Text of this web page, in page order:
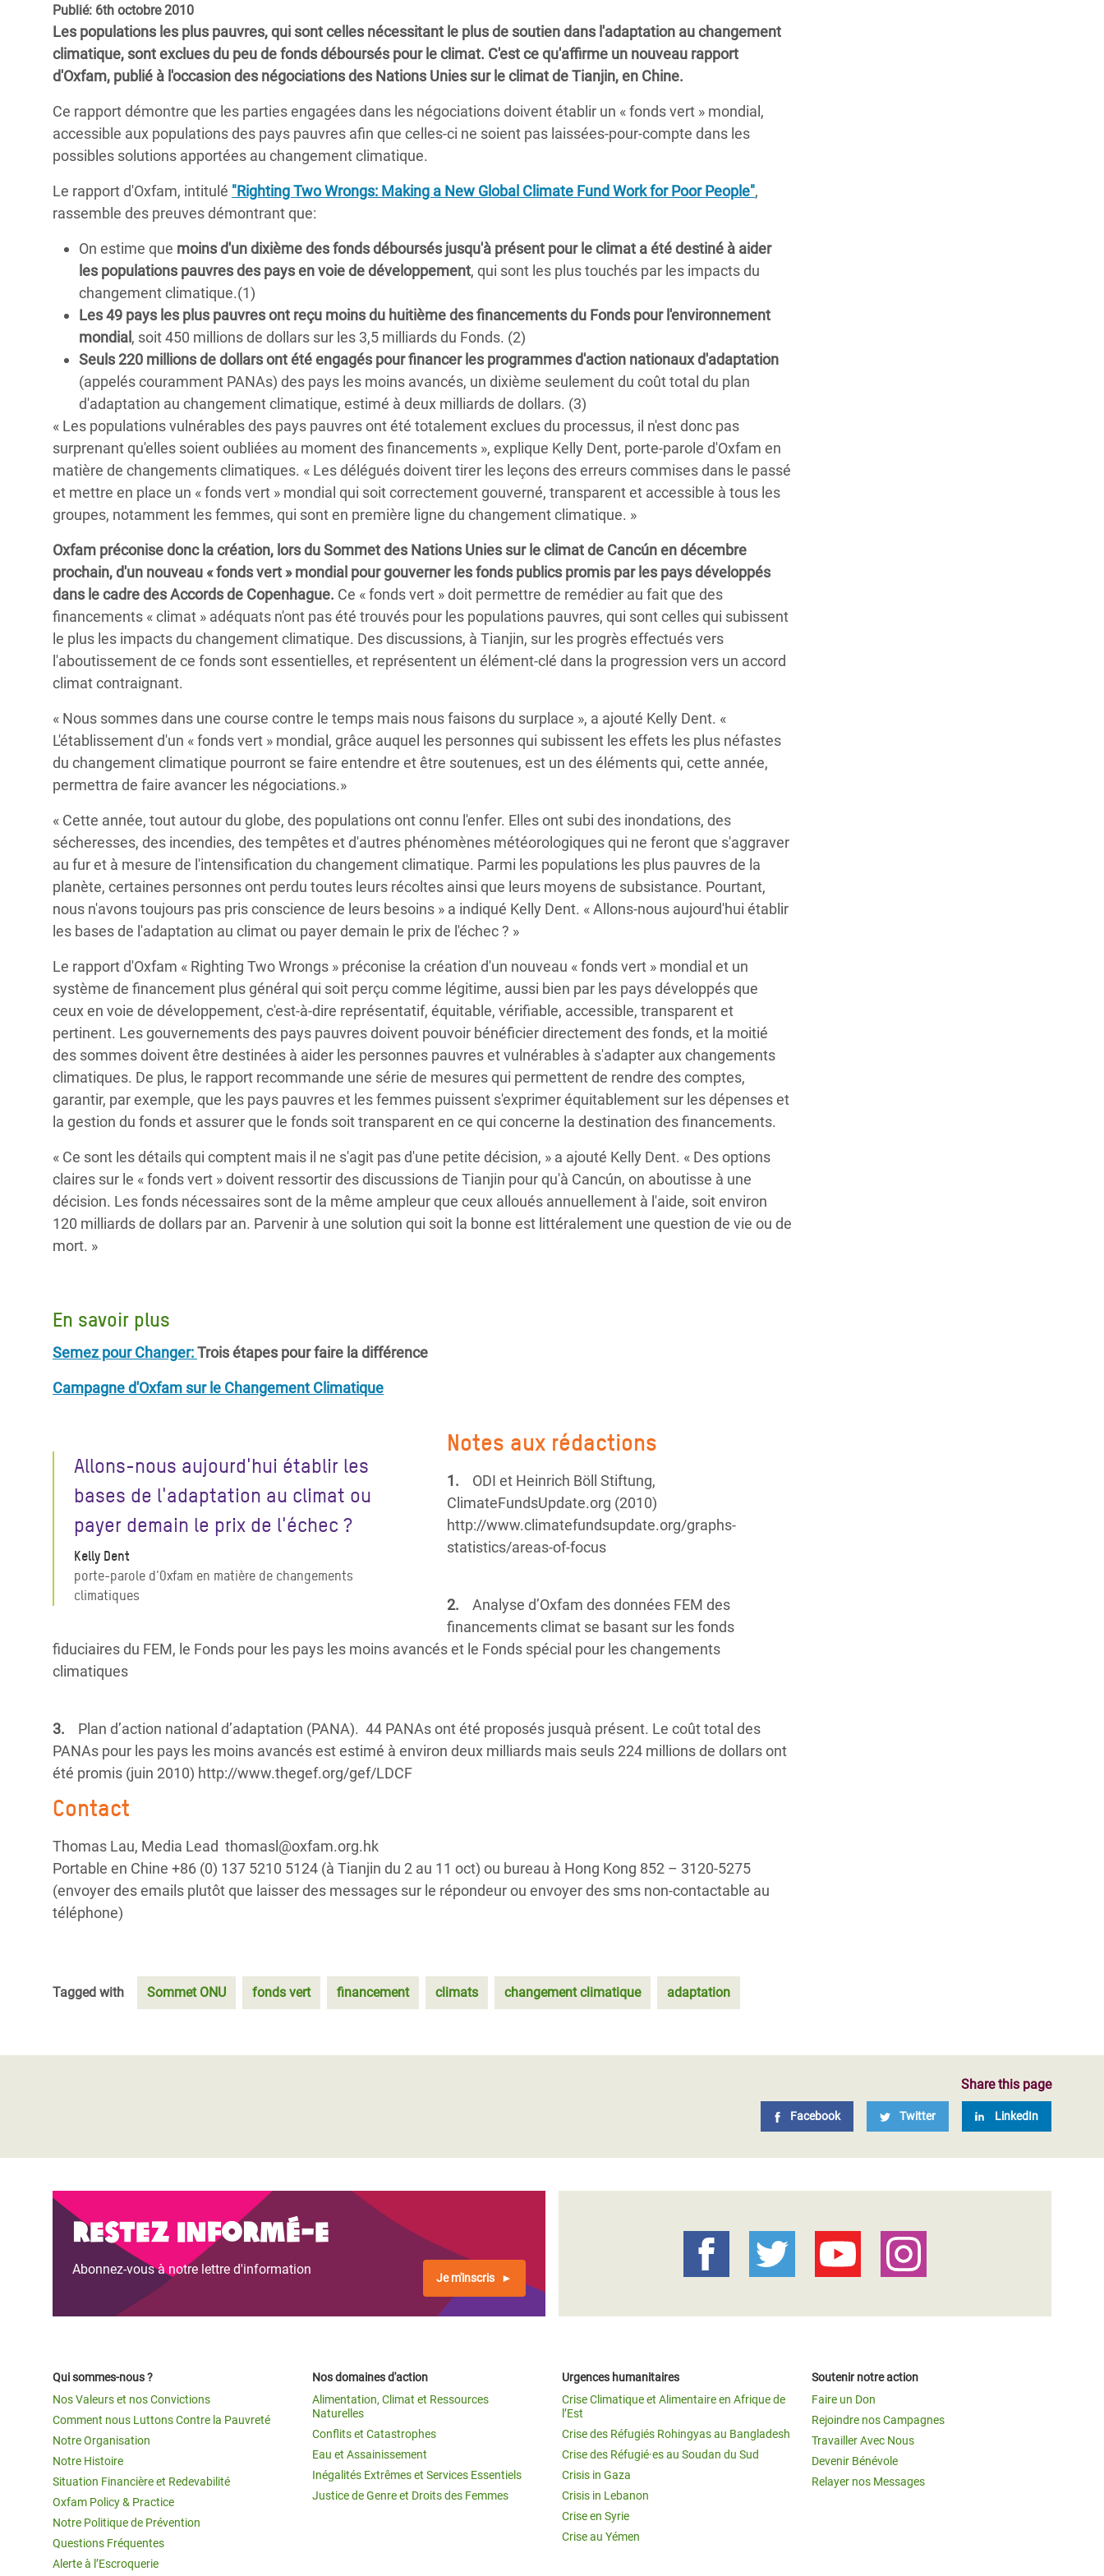
Conflits et Catastrophes
Inégalités Extrêmes et
Services Essentiels
Inequality and Rights in a
Digital Age
Gender, Rights, and Justice
Alimentaire en Afrique de
l’Est
Crise des Réfugiés Rohingyas
au Bangladesh
Crise des Réfugié·es au
Crise en Syrie
#MonClimatMonAvenir
Mettons Fin à la Souffrance qui se Cache
Derrière notre Alimentation
Les Violences Faites aux Femmes et aux
Filles, Ça Suffit !
Publié: 6th octobre 2010
Les populations les plus pauvres, qui sont celles nécessitant le plus de soutien dans l'adaptation au changement
climatique, sont exclues du peu de fonds déboursés pour le climat. C'est ce qu'affirme un nouveau rapport
d'Oxfam, publié à l'occasion des négociations des Nations Unies sur le climat de Tianjin, en Chine.
Ce rapport démontre que les parties engagées dans les négociations doivent établir un « fonds vert » mondial,
accessible aux populations des pays pauvres afin que celles-ci ne soient pas laissées-pour-compte dans les
possibles solutions apportées au changement climatique.
Le rapport d'Oxfam, intitulé "Righting Two Wrongs: Making a New Global Climate Fund Work for Poor People",
rassemble des preuves démontrant que:
On estime que moins d'un dixième des fonds déboursés jusqu'à présent pour le climat a été destiné à aider
les populations pauvres des pays en voie de développement, qui sont les plus touchés par les impacts du
changement climatique.(1)
Les 49 pays les plus pauvres ont reçu moins du huitième des financements du Fonds pour l'environnement
mondial , soit 450 millions de dollars sur les 3,5 milliards du Fonds. (2)
Seuls 220 millions de dollars ont été engagés pour financer les programmes d'action nationaux d'adaptation
(appelés couramment PANAs) des pays les moins avancés, un dixième seulement du coût total du plan
d'adaptation au changement climatique, estimé à deux milliards de dollars. (3)
« Les populations vulnérables des pays pauvres ont été totalement exclues du processus, il n'est donc pas
surprenant qu'elles soient oubliées au moment des financements », explique Kelly Dent, porte-parole d'Oxfam en
matière de changements climatiques. « Les délégués doivent tirer les leçons des erreurs commises dans le passé
et mettre en place un « fonds vert » mondial qui soit correctement gouverné, transparent et accessible à tous les
groupes, notamment les femmes, qui sont en première ligne du changement climatique. »
Oxfam préconise donc la création, lors du Sommet des Nations Unies sur le climat de Cancún en décembre
prochain, d'un nouveau « fonds vert » mondial pour gouverner les fonds publics promis par les pays développés
dans le cadre des Accords de Copenhague. Ce « fonds vert » doit permettre de remédier au fait que des
financements « climat » adéquats n'ont pas été trouvés pour les populations pauvres, qui sont celles qui subissent
le plus les impacts du changement climatique. Des discussions, à Tianjin, sur les progrès effectués vers
l'aboutissement de ce fonds sont essentielles, et représentent un élément-clé dans la progression vers un accord
climat contraignant.
« Nous sommes dans une course contre le temps mais nous faisons du surplace », a ajouté Kelly Dent. «
L'établissement d'un « fonds vert » mondial, grâce auquel les personnes qui subissent les effets les plus néfastes
du changement climatique pourront se faire entendre et être soutenues, est un des éléments qui, cette année,
permettra de faire avancer les négociations.»
« Cette année, tout autour du globe, des populations ont connu l'enfer. Elles ont subi des inondations, des
sécheresses, des incendies, des tempêtes et d'autres phénomènes météorologiques qui ne feront que s'aggraver
au fur et à mesure de l'intensification du changement climatique. Parmi les populations les plus pauvres de la
planète, certaines personnes ont perdu toutes leurs récoltes ainsi que leurs moyens de subsistance. Pourtant,
nous n'avons toujours pas pris conscience de leurs besoins » a indiqué Kelly Dent. « Allons-nous aujourd'hui établir
les bases de l'adaptation au climat ou payer demain le prix de l'échec ? »
Le rapport d'Oxfam « Righting Two Wrongs » préconise la création d'un nouveau « fonds vert » mondial et un
système de financement plus général qui soit perçu comme légitime, aussi bien par les pays développés que
ceux en voie de développement, c'est-à-dire représentatif, équitable, vérifiable, accessible, transparent et
pertinent. Les gouvernements des pays pauvres doivent pouvoir bénéficier directement des fonds, et la moitié
des sommes doivent être destinées à aider les personnes pauvres et vulnérables à s'adapter aux changements
climatiques. De plus, le rapport recommande une série de mesures qui permettent de rendre des comptes,
garantir, par exemple, que les pays pauvres et les femmes puissent s'exprimer équitablement sur les dépenses et
la gestion du fonds et assurer que le fonds soit transparent en ce qui concerne la destination des financements.
« Ce sont les détails qui comptent mais il ne s'agit pas d'une petite décision, » a ajouté Kelly Dent. « Des options
claires sur le « fonds vert » doivent ressortir des discussions de Tianjin pour qu'à Cancún, on aboutisse à une
décision. Les fonds nécessaires sont de la même ampleur que ceux alloués annuellement à l'aide, soit environ
120 milliards de dollars par an. Parvenir à une solution qui soit la bonne est littéralement une question de vie ou de
mort. »
En savoir plus
Semez pour Changer:Trois étapes pour faire la différence
Campagne d'Oxfam sur le Changement Climatique
Allons-nous aujourd'hui établir les
bases de l'adaptation au climat ou
payer demain le prix de l'échec ?
Kelly Dent
porte-parole d'Oxfam en matière de changements
climatiques
Notes aux rédactions
1.
ODI et Heinrich Böll Stiftung,
ClimateFundsUpdate.org (2010)
http://www.climatefundsupdate.org/graphs-
statistics/areas-of-focus
2.
Analyse d’Oxfam des données FEM des
financements climat se basant sur les fonds
fiduciaires du FEM, le Fonds pour les pays les moins avancés et le Fonds spécial pour les changements
climatiques
3. Plan d’action national d’adaptation (PANA). 44 PANAs ont été proposés jusquà présent. Le coût total des
PANAs pour les pays les moins avancés est estimé à environ deux milliards mais seuls 224 millions de dollars ont
été promis (juin 2010) http://www.thegef.org/gef/LDCF
Contact
Thomas Lau, Media Lead thomasl@oxfam.org.hk
Portable en Chine +86 (0) 137 5210 5124 (à Tianjin du 2 au 11 oct) ou bureau à Hong Kong 852 – 3120-5275
(envoyer des emails plutôt que laisser des messages sur le répondeur ou envoyer des sms non-contactable au
téléphone)
Tagged with Sommet ONU fonds vert financement climats changement climatique adaptation
Share this page
Facebook Twitter LinkedIn
Restez informé-e
Abonnez-vous à notre lettre d'information
Je m'inscris
Qui sommes-nous ?
Nos Valeurs et nos Convictions
Comment nous Luttons Contre la Pauvreté
Notre Organisation
Notre Histoire
Situation Financière et Redevabilité
Oxfam Policy & Practice
Notre Politique de Prévention
Questions Fréquentes
Alerte à l’Escroquerie
Nos domaines d'action
Alimentation, Climat et Ressources
Naturelles
Conflits et Catastrophes
Eau et Assainissement
Inégalités Extrêmes et Services Essentiels
Justice de Genre et Droits des Femmes
Urgences humanitaires
Crise Climatique et Alimentaire en Afrique de
l’Est
Crise des Réfugiés Rohingyas au Bangladesh
Crise des Réfugié·es au Soudan du Sud
Crisis in Gaza
Crisis in Lebanon
Crise en Syrie
Crise au Yémen
Soutenir notre action
Faire un Don
Rejoindre nos Campagnes
Travailler Avec Nous
Devenir Bénévole
Relayer nos Messages